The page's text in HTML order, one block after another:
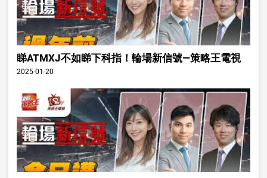
睇ATMXJ不如睇下科指！輪場新信號—策略王電視
2025-01-20